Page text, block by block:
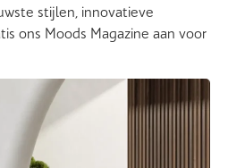
stijlen, innovatieve
ons Moods Magazine aan voor